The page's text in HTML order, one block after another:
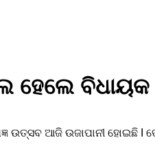
ହେଲେ ବିଧାୟକ
ଉତ୍ସବ ଆଜି ଉଜାପାନୀ ହୋଇଛି I